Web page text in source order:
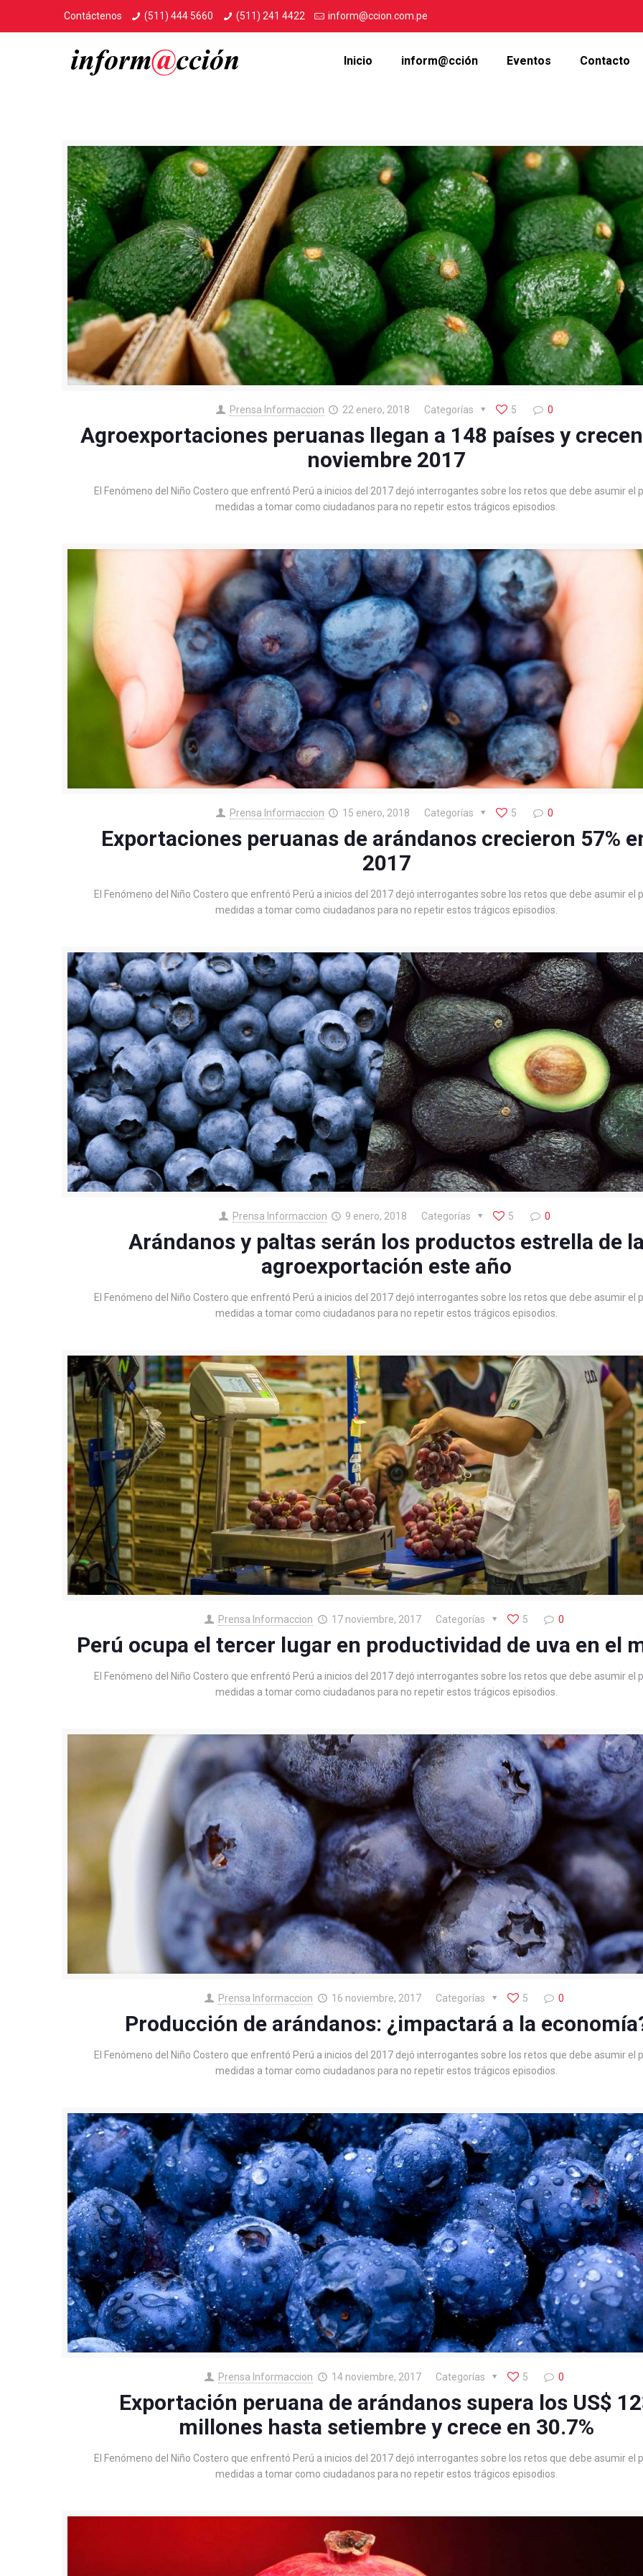
Contáctenos (511) 444 5660 (511) 241 4422 inform@ccion.com.pe
Inicio inform@cción Eventos Contacto
Prensa Informaccion 22 enero, 2018 Categorías 5 0
Agroexportaciones peruanas llegan a 148 países y
noviembre 2017
El Fenómeno del Niño Costero que enfrentó Perú a inicios del 2017 dejó interrogantes sobre los retos que debe asumir el
medidas a tomar como ciudadanos para no repetir estos trágicos episodios.
Prensa Informaccion 15 enero, 2018 Categorías 5 0
Exportaciones peruanas de arándanos crecieron 57%
2017
El Fenómeno del Niño Costero que enfrentó Perú a inicios del 2017 dejó interrogantes sobre los retos que debe asumir el
medidas a tomar como ciudadanos para no repetir estos trágicos episodios.
Prensa Informaccion 9 enero, 2018 Categorías 5 0
Arándanos y paltas serán los productos estrella de
agroexportación este año
El Fenómeno del Niño Costero que enfrentó Perú a inicios del 2017 dejó interrogantes sobre los retos que debe asumir el
medidas a tomar como ciudadanos para no repetir estos trágicos episodios.
Prensa Informaccion 17 noviembre, 2017 Categorías 5 0
Perú ocupa el tercer lugar en productividad de uva en el
El Fenómeno del Niño Costero que enfrentó Perú a inicios del 2017 dejó interrogantes sobre los retos que debe asumir el
medidas a tomar como ciudadanos para no repetir estos trágicos episodios.
Prensa Informaccion 16 noviembre, 2017 Categorías 5 0
Producción de arándanos: ¿impactará a la
El Fenómeno del Niño Costero que enfrentó Perú a inicios del 2017 dejó interrogantes sobre los retos que debe asumir el
medidas a tomar como ciudadanos para no repetir estos trágicos episodios.
Prensa Informaccion 14 noviembre, 2017 Categorías 5 0
Exportación peruana de arándanos supera los US$
millones hasta setiembre y crece en 30.7%
El Fenómeno del Niño Costero que enfrentó Perú a inicios del 2017 dejó interrogantes sobre los retos que debe asumir el
medidas a tomar como ciudadanos para no repetir estos trágicos episodios.